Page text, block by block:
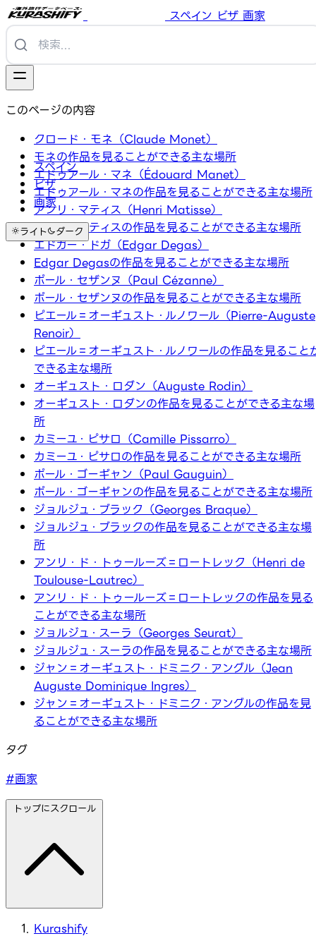
スペイン ビザ 画家
スペイン
ビザ
画家
ライト ダーク
このページの内容
クロード・モネ（Claude Monet）
モネの作品を見ることができる主な場所
エドゥアール・マネ（Édouard Manet）
エドゥアール・マネの作品を見ることができる主な場所
アンリ・マティス（Henri Matisse）
アンリ・マティスの作品を見ることができる主な場所
エドガー・ドガ（Edgar Degas）
Edgar Degasの作品を見ることができる主な場所
ポール・セザンヌ（Paul Cézanne）
ポール・セザンヌの作品を見ることができる主な場所
ピエール＝オーギュスト・ルノワール（Pierre-Auguste
Renoir）
ピエール＝オーギュスト・ルノワールの作品を見ること
できる主な場所
オーギュスト・ロダン（Auguste Rodin）
オーギュスト・ロダンの作品を見ることができる主な場
所
カミーユ・ピサロ（Camille Pissarro）
カミーユ・ピサロの作品を見ることができる主な場所
ポール・ゴーギャン（Paul Gauguin）
ポール・ゴーギャンの作品を見ることができる主な場所
ジョルジュ・ブラック（Georges Braque）
ジョルジュ・ブラックの作品を見ることができる主な場
所
アンリ・ド・トゥールーズ＝ロートレック（Henri de
Toulouse-Lautrec）
アンリ・ド・トゥールーズ＝ロートレックの作品を見る
ことができる主な場所
ジョルジュ・スーラ（Georges Seurat）
ジョルジュ・スーラの作品を見ることができる主な場所
ジャン＝オーギュスト・ドミニク・アングル（Jean
Auguste Dominique Ingres）
ジャン＝オーギュスト・ドミニク・アングルの作品を見
ることができる主な場所
タグ
#画家
トップにスクロール
Kurashify